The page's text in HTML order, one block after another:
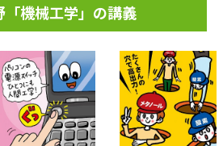
「機械工学」の講義